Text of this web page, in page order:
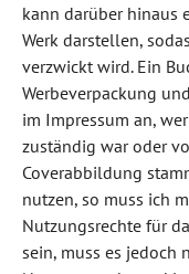
kann darüber hinaus
Werk darstellen,
verzwickt wird. Ein
Werbeverpackung
im Impressum an,
zuständig war oder
Coverabbildung
nutzen, so muss ich
Nutzungsrechte für
sein, muss es jedoch